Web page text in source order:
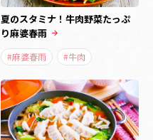
夏のスタミナ！牛肉野菜たっぷ
り麻婆春雨
#麻婆春雨 #牛肉